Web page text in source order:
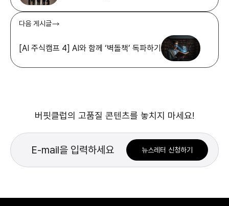
다음 게시글
[AI 주식캠프 4] AI와 함께 ‘벽돌책’ 독파하기
버핏클럽의 고품질 콘텐츠를 놓치지 마세요!
뉴스레터 신청하기